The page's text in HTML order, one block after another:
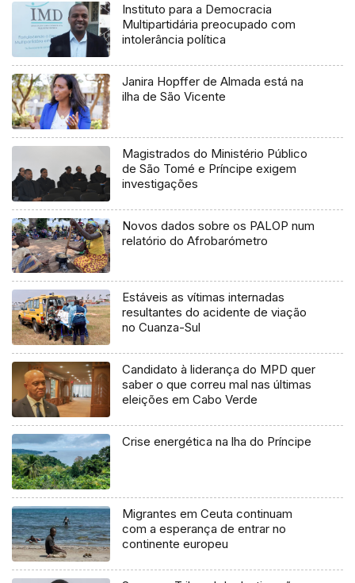
Instituto para a Democracia
Multipartidária preocupado com
intolerância política
Janira Hopffer de Almada está na
ilha de São Vicente
Magistrados do Ministério Público
de São Tomé e Príncipe exigem
investigações
Novos dados sobre os PALOP num
relatório do Afrobarómetro
Estáveis as vítimas internadas
resultantes do acidente de viação
no Cuanza-Sul
Candidato à liderança do MPD quer
saber o que correu mal nas últimas
eleições em Cabo Verde
Crise energética na lha do Príncipe
Migrantes em Ceuta continuam
com a esperança de entrar no
continente europeu